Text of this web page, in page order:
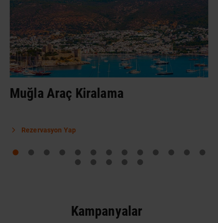
Muğla Araç Kiralama
Rezervasyon Yap
Kampanyalar